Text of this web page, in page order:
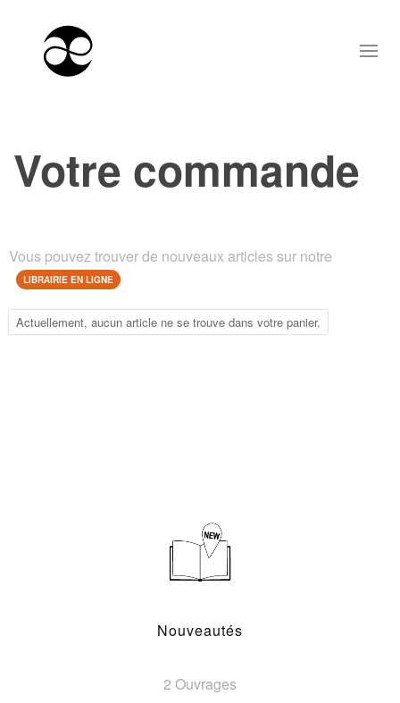
Votre commande
Vous pouvez trouver de nouveaux articles sur notre
LIBRAIRIE EN LIGNE
Actuellement, aucun article ne se trouve dans votre panier.
Nouveautés
2 Ouvrages